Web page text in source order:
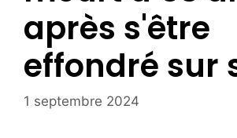
après s'être
effondré sur
1 septembre 2024